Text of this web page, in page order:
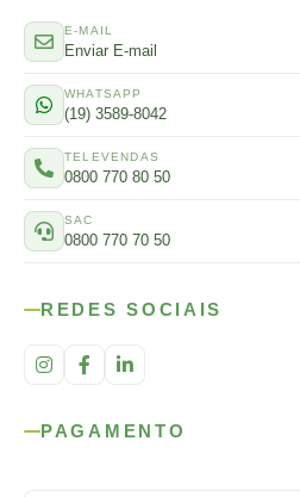
E-MAIL
Enviar E-mail
WHATSAPP
(19) 3589-8042
TELEVENDAS
0800 770 80 50
SAC
0800 770 70 50
REDES SOCIAIS
PAGAMENTO